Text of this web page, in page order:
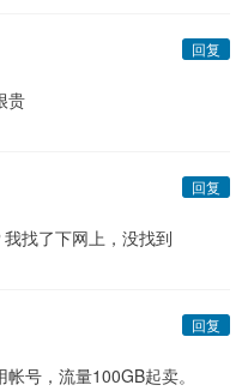
回复
贵
回复
找了下网上，没找到
回复
号，流量100GB起卖。